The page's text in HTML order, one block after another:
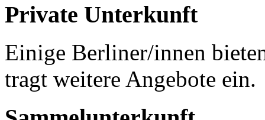
Private Unterkunft
Einige Berliner/innen
tragt weitere Angebote ein.